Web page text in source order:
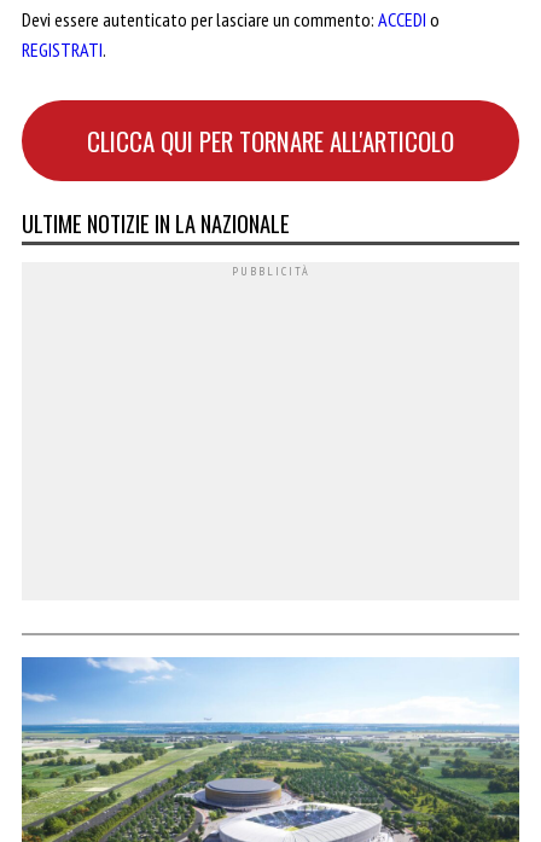
Devi essere autenticato per lasciare un commento: ACCEDI o
REGISTRATI.
CLICCA QUI PER TORNARE ALL'ARTICOLO
ULTIME NOTIZIE IN LA NAZIONALE